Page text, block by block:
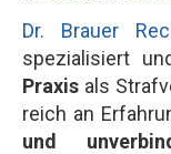
Dr. Brauer
spezialisiert
Praxis als
reich an
und